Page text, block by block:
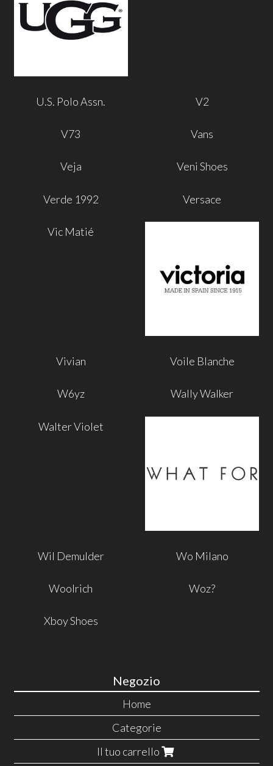
U.S. Polo Assn. V2
V73 Vans
Veja Veni Shoes
Verde 1992 Versace
Vic Matié
Vivian Voile Blanche
W6yz Wally Walker
Walter Violet
Wil Demulder Wo Milano
Woolrich Woz?
Xboy Shoes
Negozio
Home
Categorie
Il tuo carrello